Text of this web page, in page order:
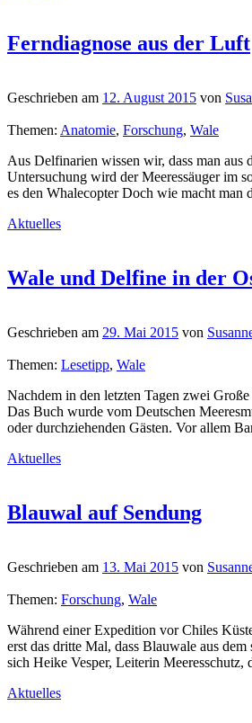
Ferndiagnose aus der Luft
Geschrieben am 12. August 2015 von
Themen: Anatomie, Forschung, Wale
Aus Delfinarien wissen wir, dass man aus
Untersuchung wird der Meeressäuger im
es den Whalecopter Doch wie macht
Aktuelles
Wale und Delfine in der
Geschrieben am 29. Mai 2015 von
Themen: Lesetipp, Wale
Nachdem in den letzten Tagen zwei
Das Buch wurde vom Deutschen
oder durchziehenden Gästen. Vor allem
Aktuelles
Blauwal auf Sendung
Geschrieben am 13. Mai 2015 von
Themen: Forschung, Wale
Während einer Expedition vor Chiles
erst das dritte Mal, dass Blauwale aus
sich Heike Vesper, Leiterin
Aktuelles